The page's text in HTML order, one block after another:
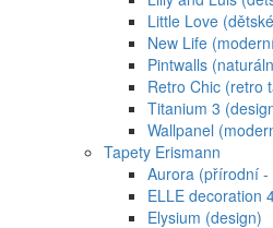
Little Love
New Life
Pintwalls
Retro Chic (retro
Titanium 3
Wallpanel
Tapety Erismann
Aurora (přírodní -
ELLE decoration
Elysium (design)